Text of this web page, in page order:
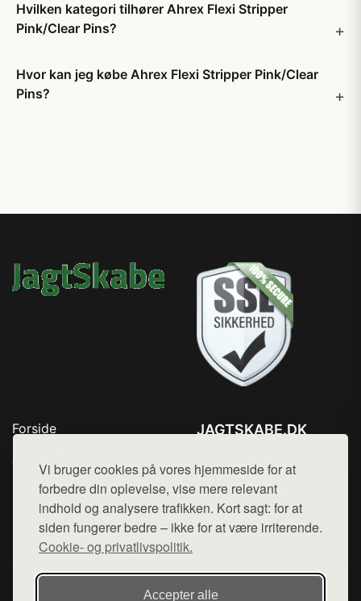
Vi bruger cookies på vores hjemmeside for at
forbedre din oplevelse, vise mere relevant
indhold og analysere trafikken. Kort sagt: for at
siden fungerer bedre – ikke for at være irriterende.
Cookie- og privatlivspolitik.
Accepter alle
Hvilken kategori tilhører Ahrex Flexi Stripper
Pink/Clear Pins?
Hvor kan jeg købe Ahrex Flexi Stripper Pink/Clear
Pins?
Forside
Top Rabatter
Blog
Kontakt
JAGTSKABE.DK
Mail: hej@want.dk
Cookie- og privatlivspolitik
Denne side er en del af want.dk, der udgiver en række